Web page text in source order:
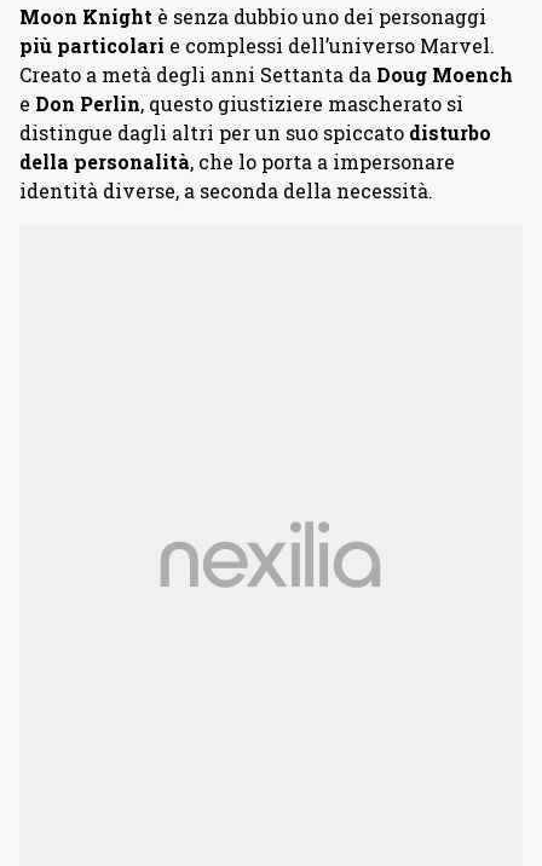
Moon Knight è senza dubbio uno dei personaggi
più particolari e complessi dell’universo Marvel.
Creato a metà degli anni Settanta da Doug Moench
e Don Perlin, questo giustiziere mascherato si
distingue dagli altri per un suo spiccato disturbo
della personalità, che lo porta a impersonare
identità diverse, a seconda della necessità.